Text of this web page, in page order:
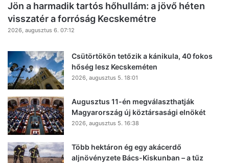
Jön a harmadik tartós hőhullám: a jövő héten
visszatér a forróság Kecskemétre
2026, augusztus 6. 07:12
Csütörtökön tetőzik a kánikula, 40 fokos
hőség lesz Kecskeméten
2026, augusztus 5. 18:01
Augusztus 11-én megválaszthatják
Magyarország új köztársasági elnökét
2026, augusztus 5. 16:38
Több hektáron ég egy akácerdő
aljnövényzete Bács-Kiskunban – a tűz